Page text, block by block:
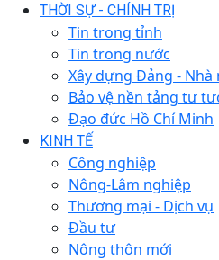
THỜI SỰ - CHÍNH TRỊ
Tin trong tỉnh
Tin trong nước
Xây dựng Đảng - Nhà
Bảo vệ nền tảng tư
Đạo đức Hồ Chí Minh
KINH TẾ
Công nghiệp
Nông-Lâm nghiệp
Thương mại - Dịch vụ
Đầu tư
Nông thôn mới